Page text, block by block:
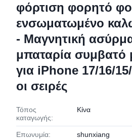
φόρτιση φορητό
ενσωματωμένο
- Μαγνητική
μπαταρία συμβατό
για iPhone 17/16/
οι σειρές
Τόπος
καταγωγής:
Κίνα
Επωνυμία: shunxiang